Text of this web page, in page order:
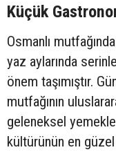
Küçük
Osmanlı
yaz aylarında
önem taşımıştır.
mutfağının
geleneksel
kültürünün en